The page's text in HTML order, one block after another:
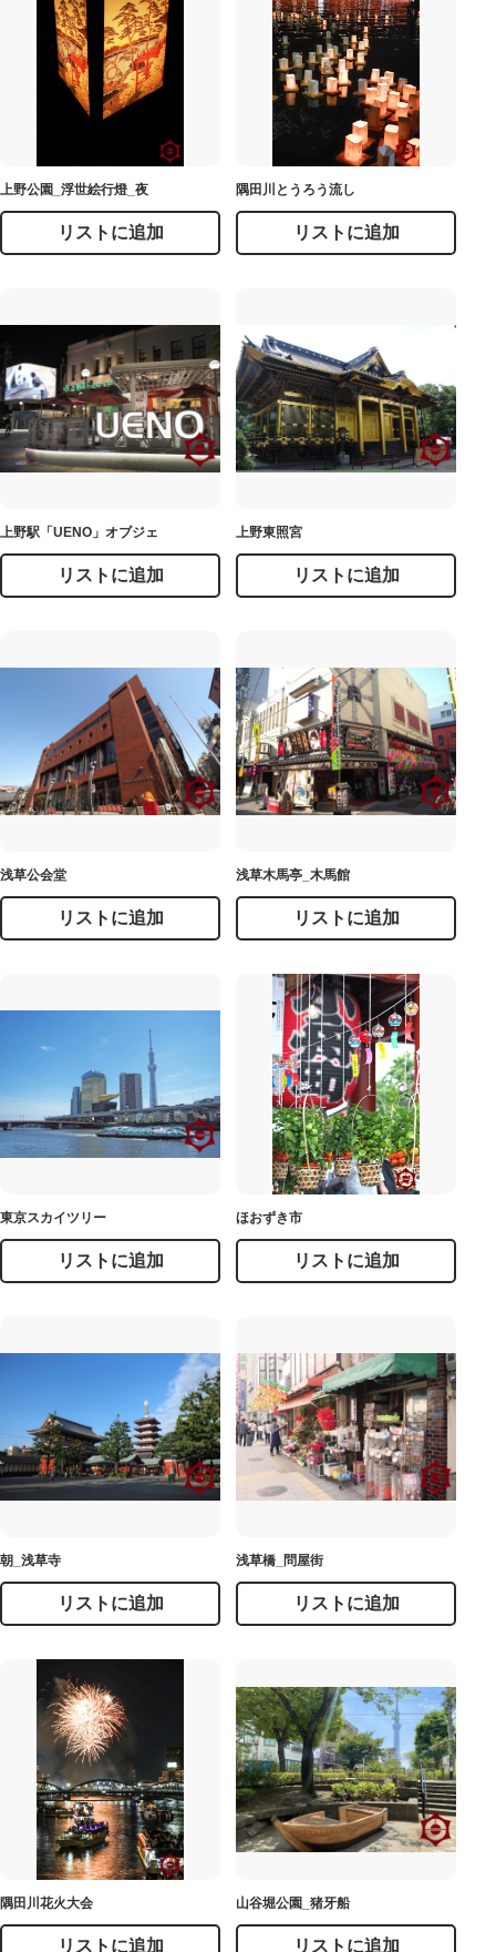
上野公園_浮世絵行燈_夜
リストに追加
隅田川とうろう流し
リストに追加
上野駅「UENO」オブジェ
リストに追加
上野東照宮
リストに追加
浅草公会堂
リストに追加
浅草木馬亭_木馬館
リストに追加
東京スカイツリー
リストに追加
ほおずき市
リストに追加
朝_浅草寺
リストに追加
浅草橋_問屋街
リストに追加
隅田川花火大会
リストに追加
山谷堀公園_猪牙船
リストに追加